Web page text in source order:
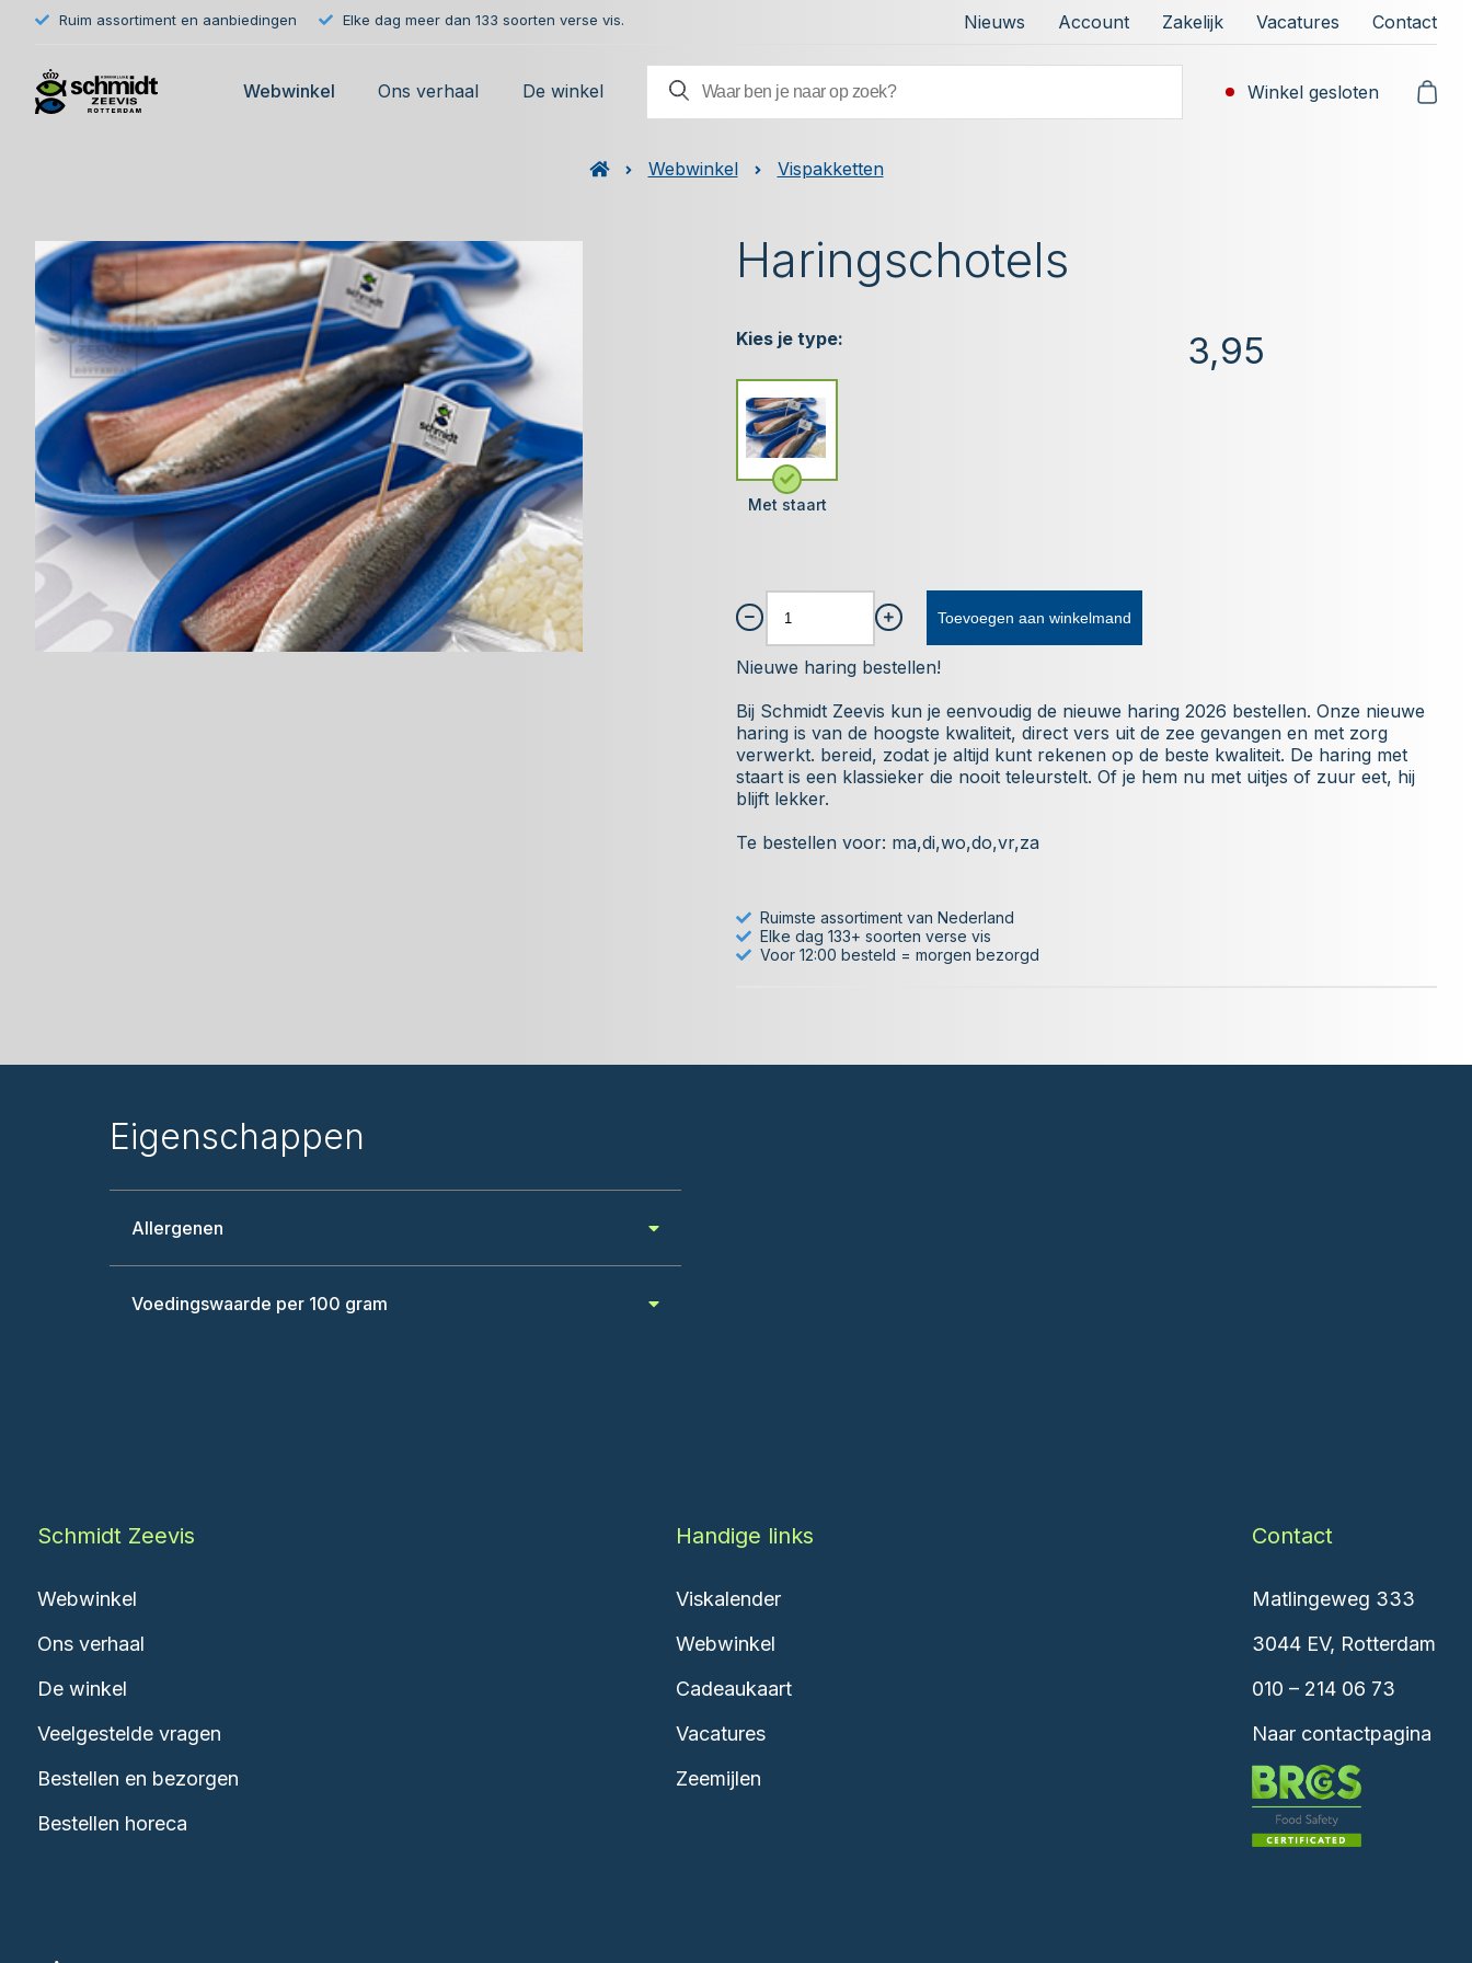
Ruim assortiment en aanbiedingen Elke dag meer dan 133 soorten verse vis. Nieuws Account Zakelijk Vacatures Contact
Webwinkel Ons verhaal De winkel Winkel gesloten
Webwinkel Vispakketten
Haringschotels
3,95
Kies je type:
Met staart
Toevoegen aan winkelmand
Nieuwe haring bestellen!
Bij Schmidt Zeevis kun je eenvoudig de nieuwe haring 2026 bestellen. Onze nieuwe
haring is van de hoogste kwaliteit, direct vers uit de zee gevangen en met zorg
verwerkt. bereid, zodat je altijd kunt rekenen op de beste kwaliteit. De haring met
staart is een klassieker die nooit teleurstelt. Of je hem nu met uitjes of zuur eet, hij
blijft lekker.
Te bestellen voor: ma,di,wo,do,vr,za
Ruimste assortiment van Nederland
Elke dag 133+ soorten verse vis
Voor 12:00 besteld = morgen bezorgd
Eigenschappen
Allergenen
Voedingswaarde per 100 gram
Schmidt Zeevis
Webwinkel
Ons verhaal
De winkel
Veelgestelde vragen
Bestellen en bezorgen
Bestellen horeca
Handige links
Viskalender
Webwinkel
Cadeaukaart
Vacatures
Zeemijlen
Contact
Matlingeweg 333
3044 EV, Rotterdam
010 – 214 06 73
Naar contactpagina